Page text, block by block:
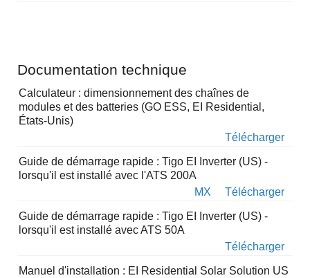
Documentation technique
Calculateur : dimensionnement des chaînes de
modules et des batteries (GO ESS, EI Residential,
États-Unis)
Télécharger
Guide de démarrage rapide : Tigo EI Inverter (US) -
lorsqu'il est installé avec l'ATS 200A
MX
Télécharger
Guide de démarrage rapide : Tigo EI Inverter (US) -
lorsqu'il est installé avec ATS 50A
Télécharger
Manuel d'installation : EI Residential Solar Solution US